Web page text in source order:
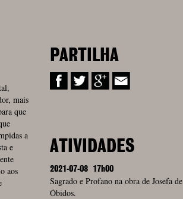
mais
que
a
e
aos
PARTILHA
ATIVIDADES
2021-07-08 17h00
Sagrado e Profano na obra de Josefa de
Óbidos.